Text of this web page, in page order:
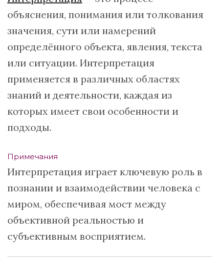
объяснения, понимания или толкования
значения, сути или намерений
определённого объекта, явления, текста
или ситуации. Интерпретация
применяется в различных областях
знаний и деятельности, каждая из
которых имеет свои особенности и
подходы.
Примечания
Интерпретация играет ключевую роль в
познании и взаимодействии человека с
миром, обеспечивая мост между
объективной реальностью и
субъективным восприятием.